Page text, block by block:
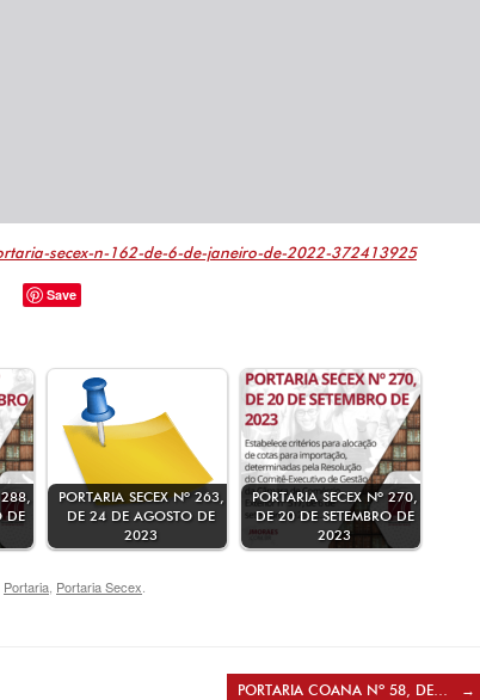
secex-n-162-de-6-de-janeiro-de-2022-372413925
Save
288,
DE
PORTARIA SECEX Nº 263,
DE 24 DE AGOSTO DE
2023
PORTARIA SECEX Nº 270,
DE 20 DE SETEMBRO DE
2023
Portaria Portaria Secex
PORTARIA COANA Nº 58, DE… →